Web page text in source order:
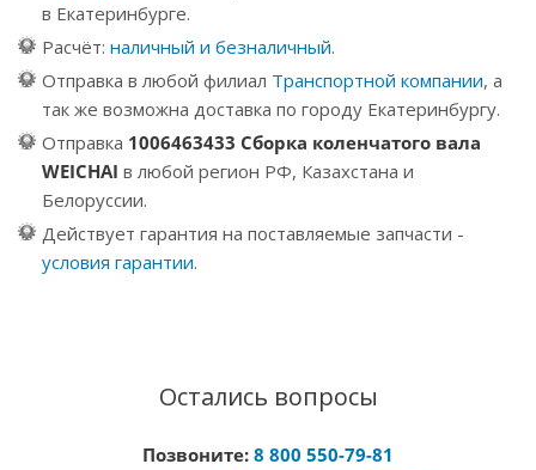
в Екатеринбурге.
Расчёт: наличный и безналичный.
Отправка в любой филиал Транспортной компании, а
так же возможна доставка по городу Екатеринбургу.
Отправка 1006463433 Сборка коленчатого вала
WEICHAI в любой регион РФ, Казахстана и
Белоруссии.
Действует гарантия на поставляемые запчасти -
условия гарантии.
Остались вопросы
Позвоните: 8 800 550-79-81